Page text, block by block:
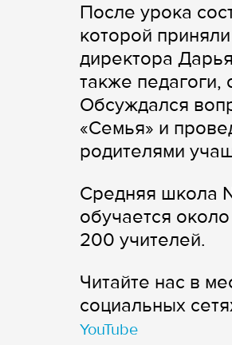
После урока
которой
директора
также педагоги,
Обсуждался
«Семья» и
родителями
Средняя школа
обучается
200 учителей.
Читайте нас в
cоциальных
YouTube